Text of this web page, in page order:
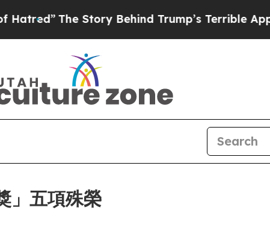
The Story Behind Trump’s Terrible
」五項殊榮